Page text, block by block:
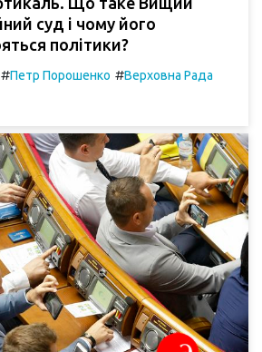
суд і чому його
політики?
#Петр Порошенко #Верховна Рада